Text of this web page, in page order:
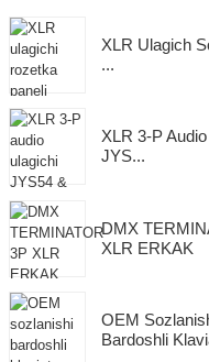
XLR Ulagich
...
XLR 3-P
JYS...
DMX
XLR ERKAK
OEM
Bardoshli